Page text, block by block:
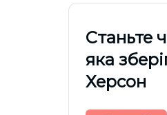
Cтаньте
яка
Херсон